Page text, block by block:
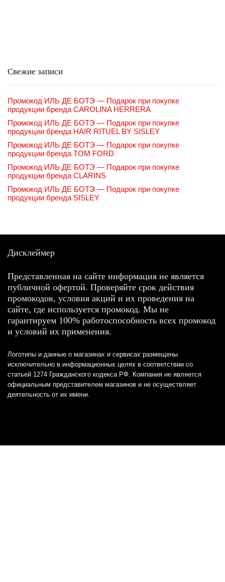
Свежие записи
Промокод ИЛЬ ДЕ БОТЭ — Подарок при покупке
продукции бренда CAROLINA HERRERA
Промокод ИЛЬ ДЕ БОТЭ — Подарок при покупке
продукции бренда HAIR RITUEL BY SISLEY
Промокод ИЛЬ ДЕ БОТЭ — Подарок при покупке
продукции бренда TOM FORD
Промокод ИЛЬ ДЕ БОТЭ — Подарок при покупке
продукции бренда CLARINS
Промокод ИЛЬ ДЕ БОТЭ — Подарок при покупке
продукции бренда SISLEY
Дисклеймер
Представленная на сайте информация не является
публичной офертой. Проверяйте срок действия
промокодов, условия акций и их проведения на
сайте, где используется промокод. Мы не
гарантируем 100% работоспособность всех промокод
и условий их применения.
Логотипы и данные о магазинах и сервисах размещены
исключительно в информационных целях в соответствии со
статьей 1274 Гражданского кодекса РФ. Компания не является
официальным представителем магазинов и не осуществляет
деятельность от их имени.